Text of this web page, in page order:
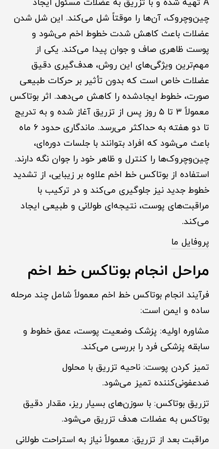
A تهیه شده و با تزریق به عضلات مسئول ایجاد
چین‌وچروک، آن‌ها را موقتاً شل می‌کند. این شل شدن
عضلات باعث کاهش شدت خطوط اخم می‌شود و
پوست ظاهری صاف و جوان پیدا می‌کند. یکی از
مهم‌ترین ویژگی‌های این روش، هدف‌گیری دقیق
عضلات خاص است که بدون تأثیر بر حرکات طبیعی
صورت، خطوط ایجادشده را کاهش می‌دهد. اثر بوتاکس
معمولاً ۳ تا ۵ روز پس از تزریق آغاز شده و به تدریج
تا دو هفته به حداکثر می‌رسد. ماندگاری حدود ۶ ماه
باعث می‌شود که افراد بتوانند با جلسات دوره‌ای،
چین‌وچروک‌ها را کنترل و ظاهر خود را جوان نگه دارند.
استفاده از بوتاکس خط اخم علاوه بر زیبایی، از تشدید
خطوط جدید نیز جلوگیری می‌کند و در ترکیب با
مراقبت‌های پوست، نتیجه‌ای طولانی و طبیعی ایجاد
می‌کند.
پروفایل ما
مراحل انجام بوتاکس خط اخم
فرآیند انجام بوتاکس خط اخم معمولاً شامل چند مرحله
ساده و ایمن است:
مشاوره اولیه: پزشک وضعیت پوست، عمق خطوط و
سابقه پزشکی فرد را بررسی می‌کند.
تمیز کردن پوست: ناحیه تزریق با محلول
ضدعفونی‌کننده تمیز می‌شود.
تزریق بوتاکس: با سوزن‌های بسیار ریز، مقدار دقیق
بوتاکس به عضلات هدف تزریق می‌شود.
مراقبت بعد از تزریق: معمولاً نیاز به استراحت طولانی